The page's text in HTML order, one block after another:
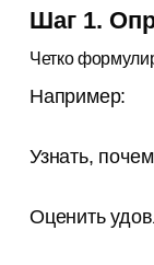
Шаг 1.
Четко
Например:
Узнать,
Оценить